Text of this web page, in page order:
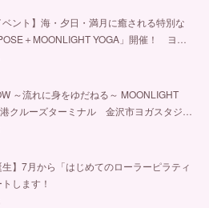
ベント】海・夕日・満月に癒される特別な
＋MOONLIGHT YOGA」開催！ ヨ…
～流れに身をゆだねる～ MOONLIGHT
港クルーズターミナル 金沢市ヨガスタジ…
生】7月から「はじめてのローラーピラティ
します！